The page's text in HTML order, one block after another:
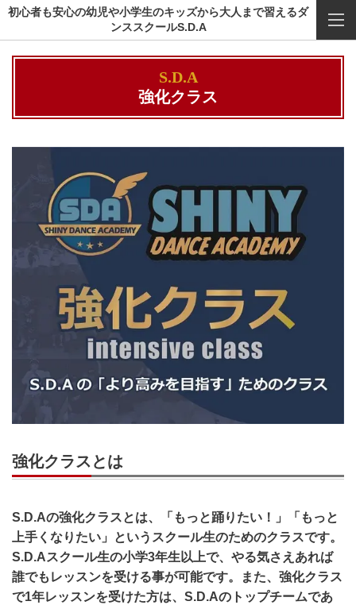
初心者も安心の幼児や小学生のキッズから大人まで習えるダ
ンススクールS.D.A
S.D.A
強化クラス
強化クラスとは
S.D.Aの強化クラスとは、「もっと踊りたい！」「もっと
上手くなりたい」というスクール生のためのクラスです。
S.D.Aスクール生の小学3年生以上で、やる気さえあれば
誰でもレッスンを受ける事が可能です。また、強化クラス
で1年レッスンを受けた方は、S.D.Aのトップチームであ